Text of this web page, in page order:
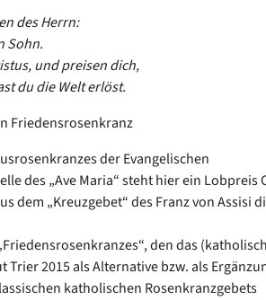
des Herrn:
Sohn.
und preisen dich,
du die Welt erlöst.
Friedensrosenkranz
der Evangelischen
des „Ave Maria“ steht hier ein Lobpreis
dem „Kreuzgebet“ des Franz von Assisi
den das
2015 als Alternative bzw. als
katholischen Rosenkranzgebets